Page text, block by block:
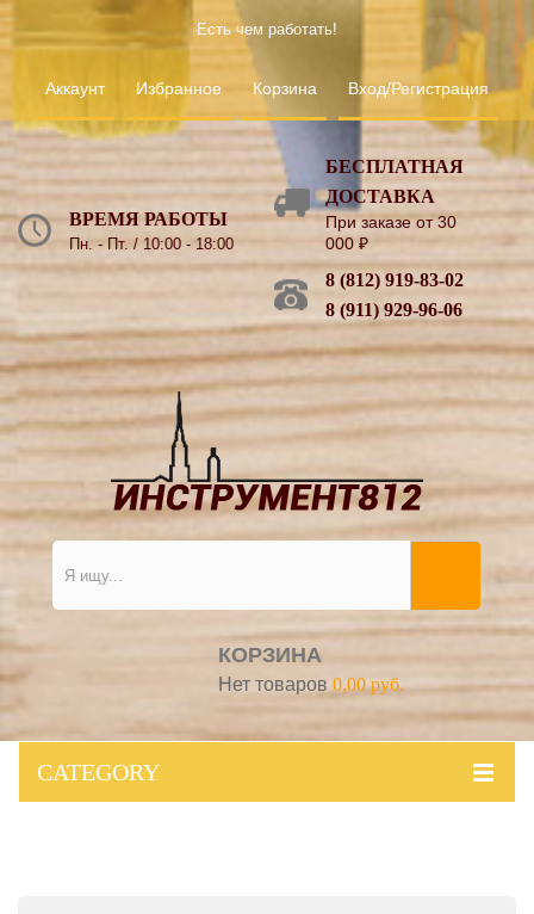
Есть чем работать!
Аккаунт Избранное Корзина Вход/Регистрация
ВРЕМЯ РАБОТЫ
Пн. - Пт. / 10:00 - 18:00
БЕСПЛАТНАЯ
ДОСТАВКА
При заказе от 30
000₽
8 (812) 919-83-02
8 (911) 929-96-06
КОРЗИНА
Нет товаров 0,00 руб.
CATEGORY